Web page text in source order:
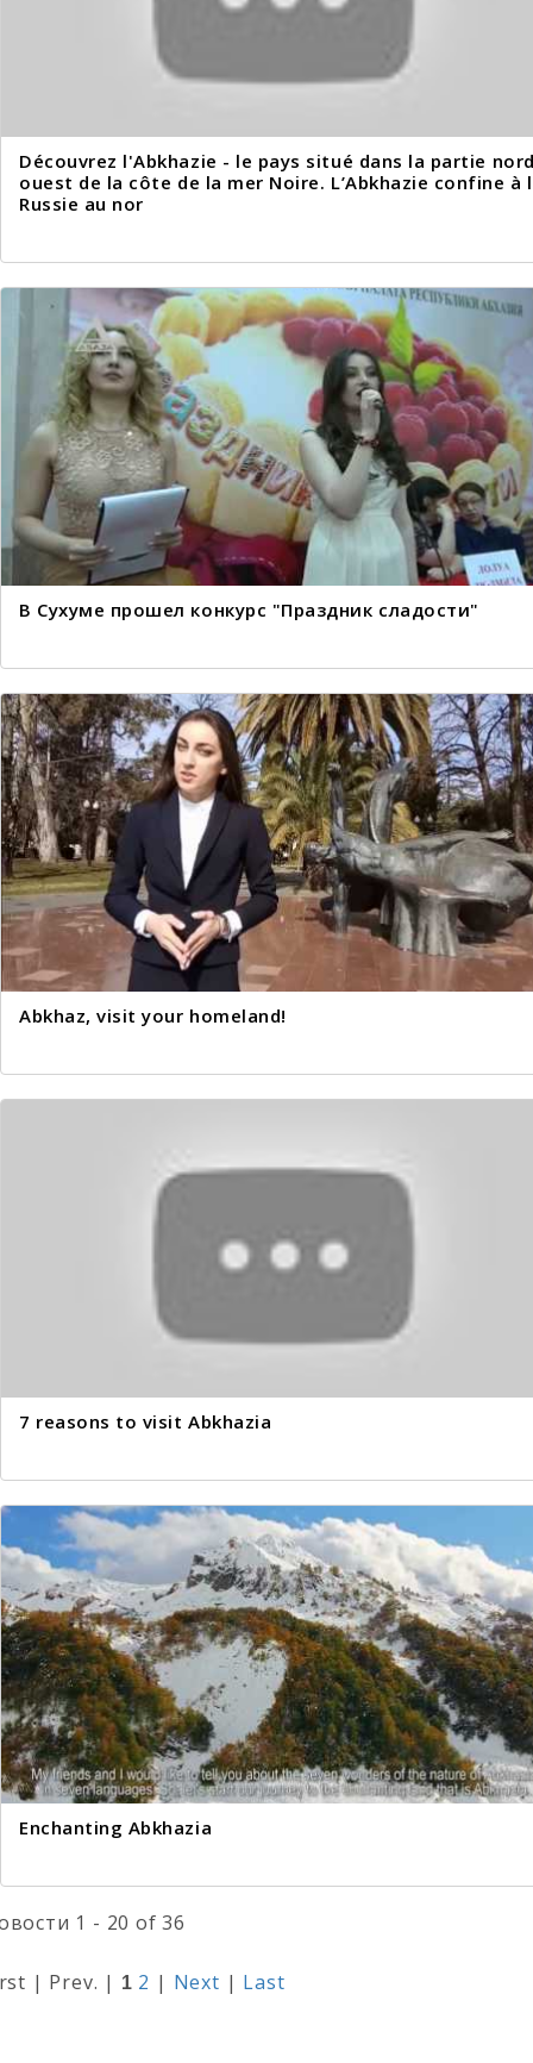
Découvrez l'Abkhazie - le pays situé dans la partie
ouest de la côte de la mer Noire. L’Abkhazie confine à
Russie au nor
В Сухуме прошел конкурс "Праздник сладости"
Abkhaz, visit your homeland!
7 reasons to visit Abkhazia
Enchanting Abkhazia
1 - 20 of 36
| Prev. | 1 2 | Next | Last